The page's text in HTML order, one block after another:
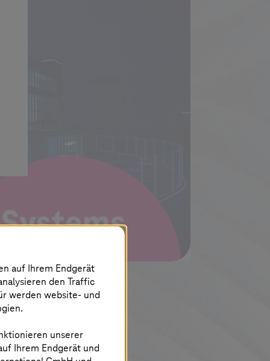
auf Ihrem Endgerät
den Traffic
werden website- und
unserer
Ihrem Endgerät und